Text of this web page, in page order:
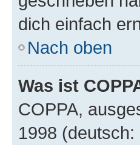
dich einfach
Nach oben
Was ist
COPPA,
1998